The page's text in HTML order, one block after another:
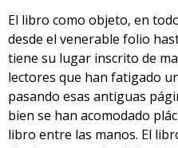
El libro como objeto, en
desde el venerable folio
tiene su lugar inscrito de
lectores que han fatigado
pasando esas antiguas
bien se han acomodado
libro entre las manos. El